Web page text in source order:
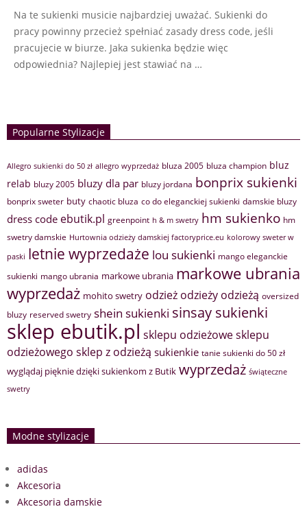
Na te sukienki musicie najbardziej uważać. Sukienki do
pracy powinny przecież spełniać zasady dress code, jeśli
pracujecie w biurze. Jaka sukienka będzie więc
odpowiednia? Najlepiej jest stawiać na …
Popularne Stylizacje
Allegro sukienki do 50 zł allegro wyprzedaż bluza 2005 bluza champion bluz
relab bluzy 2005 bluzy dla par bluzy jordana bonprix sukienki
bonprix sweter buty chaotic bluza co do eleganckiej sukienki damskie bluzy
dress code ebutik.pl greenpoint h & m swetry hm sukienko hm
swetry damskie Hurtownia odzieży damskiej factoryprice.eu kolorowy sweter w
paski letnie wyprzedaże lou sukienki mango eleganckie
sukienki mango ubrania markowe ubrania markowe ubrania
wyprzedaż mohito swetry odzież odzieży odzieżą oversized
bluzy reserved swetry shein sukienki sinsay sukienki
sklep ebutik.pl sklepu odzieżowesklepu
odzieżowego sklep z odzieżą sukienkie tanie sukienki do 50 zł
wyglądaj pięknie dzięki sukienkom z Butik wyprzedaż świąteczne
swetry
Modne stylizacje
adidas
Akcesoria
Akcesoria damskie